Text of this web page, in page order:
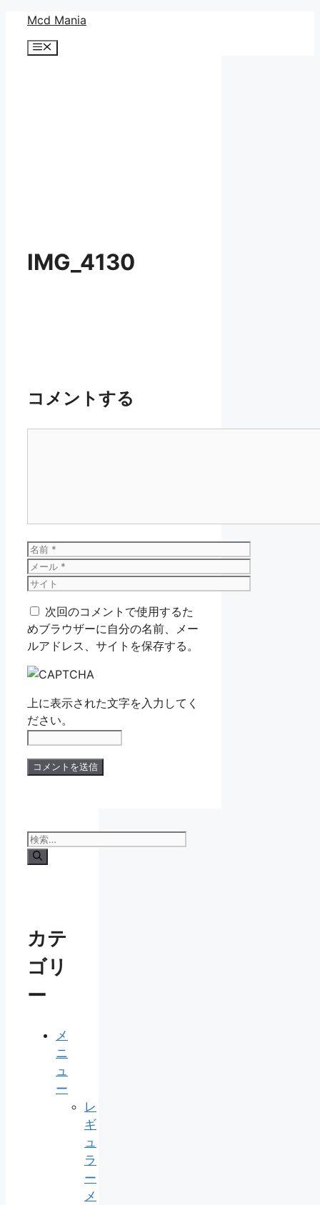
Mcd Mania
メ
IMG_4130
コメントする
名
前
メ
ー
サ
ト 次回のコメントで使用するた
めブラウザーに自分の名前、メー
ルアドレス、サイトを保存する。
上に表示された文字を入力してく
ださい。
検
索:
カテ
ゴリ
ー
メ
ニ
ュ
ー
レ
ギ
ュ
ラ
ー
メ